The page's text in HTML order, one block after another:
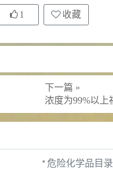
1 收藏
下一篇 »
浓度为99%以上
*危险化学品目录